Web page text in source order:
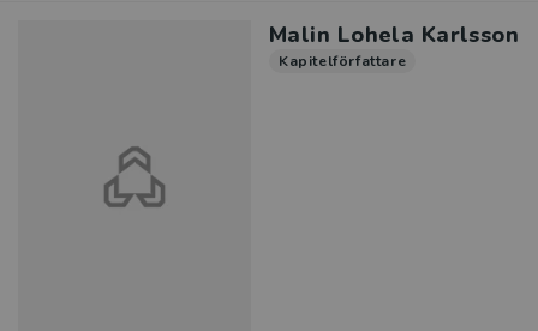
Malin Lohela Karlsson
Kapitelförfattare